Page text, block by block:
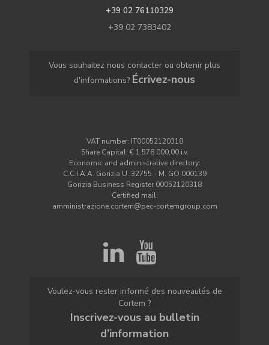
+39 02 76110329
+39 02 7383402
Vous souhaitez nous contacter ou obtenir plus
d'informations? Écrivez-nous
VAT number: IT00052120318
Share Capital: € 1.578.000,00 i.v.
Economic and administrative directory:
C.C.I.A.A. Gorizia U. 32755 - M. GO 000139
Gorizia Business Register 00052120318
Certified mail:
amministrazione.cortem@pec-cortemgroup.com
Voulez-vous rester informé des nouveautés de
Cortem ?
Inscrivez-vous au bulletin
d’information